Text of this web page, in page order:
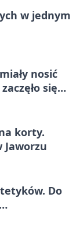
w jednym
nosić
się
korty.
Jaworzu
Do